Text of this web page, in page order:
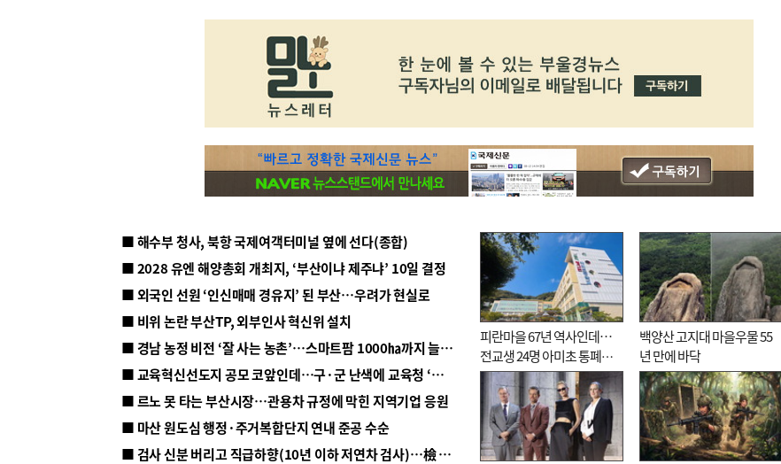
■ 해수부 청사, 북항 국제여객터미널 옆에 선다(종합)
■ 2028 유엔 해양총회 개최지, ‘부산이냐 제주냐’ 10일 결정
■ 외국인 선원 ‘인신매매 경유지’ 된 부산…우려가 현실로
■ 비위 논란 부산TP, 외부인사 혁신위 설치
■ 경남 농정 비전 ‘잘 사는 농촌’…스마트팜 1000㏊까지 늘린다
■ 교육혁신선도지 공모 코앞인데…구·군 난색에 교육청 ‘쩔쩔’
■ 르노 못 타는 부산시장…관용차 규정에 막힌 지역기업 응원
■ 마산 원도심 행정·주거복합단지 연내 준공 수순
■ 검사 신분 버리고 직급하향(10년 이하 저연차 검사)…檢 중수청행 기피
피란마을 67년 역사인데…
전교생 24명 아미초 통폐합
기로
백양산 고지대 마을우물 55
년 만에 바닥